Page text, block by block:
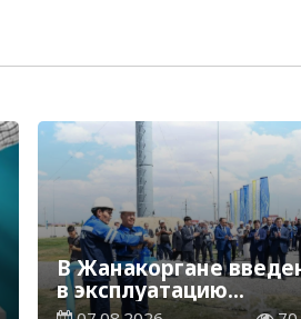
В Жанакоргане
в эксплуатацию